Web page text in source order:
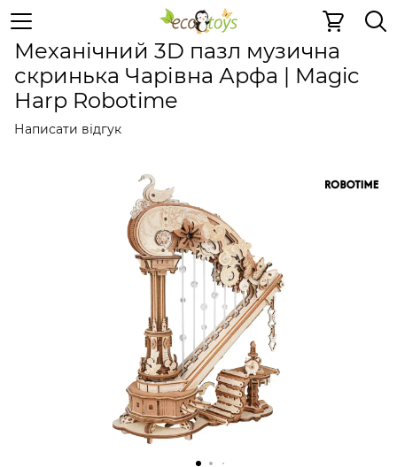
Дерев'яні конструктори Механічні 3D пазли
Механічний 3D пазл музична
скринька Чарівна Арфа | Magic
Harp Robotime
Написати відгук